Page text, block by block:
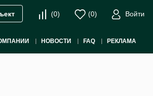
(0) (0) Войти
НОВОСТИ FAQ РЕКЛАМА